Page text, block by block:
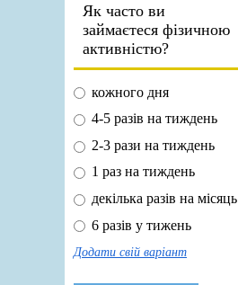
Як часто ви
займаєтеся фізичною
активністю?
кожного дня
4-5 разів на тиждень
2-3 рази на тиждень
1 раз на тиждень
декілька разів на місяць
6 разів у тижень
Додати свій варіант